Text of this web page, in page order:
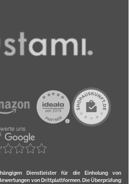
Dienstleister für die Einholung von
von Drittplattformen. Die Überprüfung